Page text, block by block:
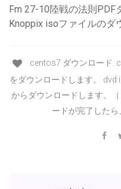
Fm 27-10陸戦の法則PDF
Knoppix isoファイルのダ
centos7 ダウンロード.
をダウンロードします。
からダウンロードします。
ードが完了したら